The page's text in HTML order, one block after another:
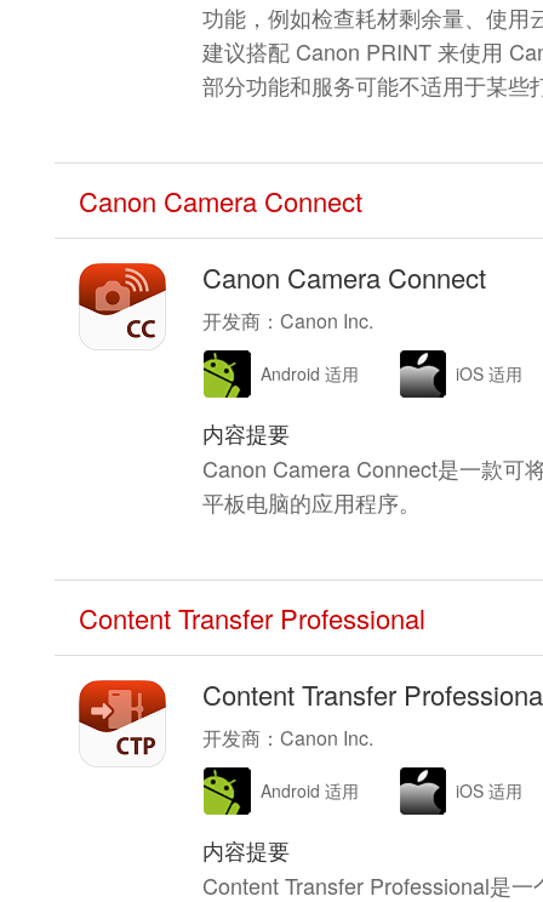
功能，例如检查耗材剩余量、使用
建议搭配 Canon PRINT 来使用
部分功能和服务可能不适用于某些
Canon Camera Connect
Canon Camera Connect
开发商：Canon Inc.
Android 适用 iOS 适用
内容提要
Canon Camera Connect是一款可
平板电脑的应用程序。
Content Transfer Professional
Content Transfer
开发商：Canon Inc.
Android 适用 iOS 适用
内容提要
Content Transfer Professional是